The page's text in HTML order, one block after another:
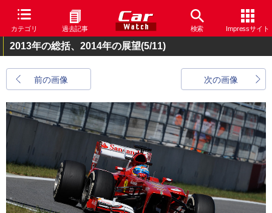
カテゴリ 過去記事 検索 Impressサイト
2013年の総括、2014年の展望(5/11)
前の画像 次の画像